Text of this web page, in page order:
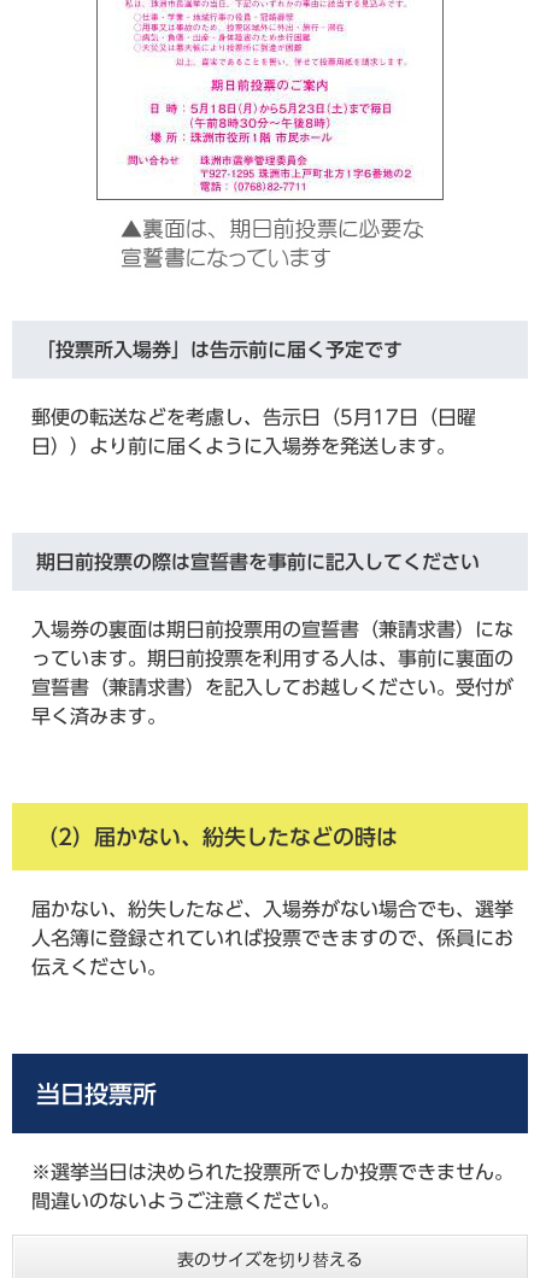
「投票所入場券」は告示前に届く予定です
郵便の転送などを考慮し、告示日（5月17日（日曜
日））より前に届くように入場券を発送します。
期日前投票の際は宣誓書を事前に記入してください
入場券の裏面は期日前投票用の宣誓書（兼請求書）にな
っています。期日前投票を利用する人は、事前に裏面の
宣誓書（兼請求書）を記入してお越しください。受付が
早く済みます。
（2）届かない、紛失したなどの時は
届かない、紛失したなど、入場券がない場合でも、選挙
人名簿に登録されていれば投票できますので、係員にお
伝えください。
当日投票所
※選挙当日は決められた投票所でしか投票できません。
間違いのないようご注意ください。
表のサイズを切り替える